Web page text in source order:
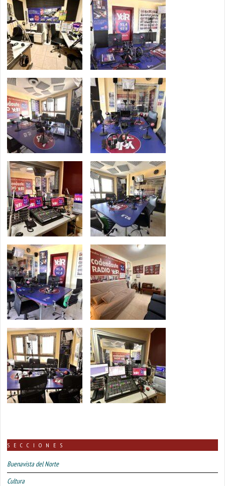
SECCIONES
Buenavista del Norte
Cultura